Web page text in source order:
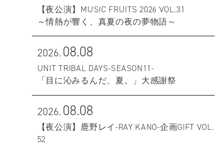
【夜公演】MUSIC FRUITS 2026 VOL.31
～情熱が響く、真夏の夜の夢物語～
2026.08.08
UNIT TRIBAL DAYS-SEASON11-
「目に沁みるんだ、夏。」大感謝祭
2026.08.08
【夜公演】鹿野レイ-RAY KANO-企画GIFT VOL.
52